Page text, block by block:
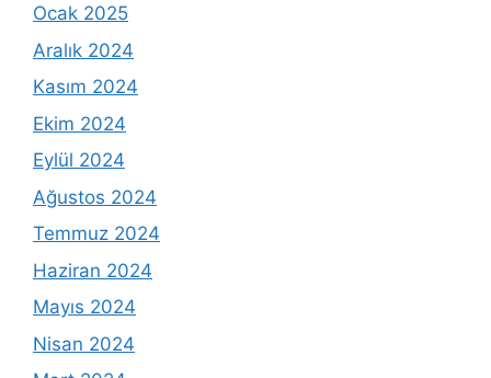
Ocak 2025
Aralık 2024
Kasım 2024
Ekim 2024
Eylül 2024
Ağustos 2024
Temmuz 2024
Haziran 2024
Mayıs 2024
Nisan 2024